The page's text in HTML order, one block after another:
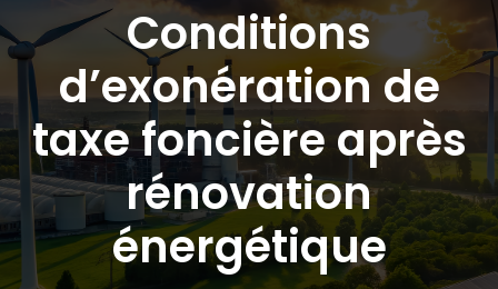
Conditions
d’exonération de
taxe foncière après
rénovation
énergétique